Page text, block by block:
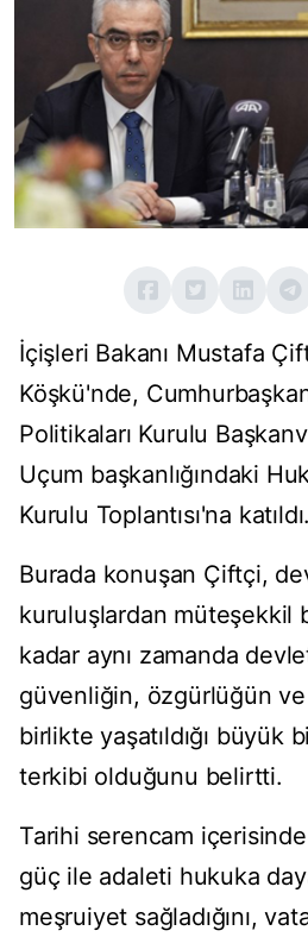
İçişleri Bakanı Mustafa
Köşkü'nde,
Politikaları Kurulu
Uçum başkanlığındaki
Kurulu Toplantısı'na katıldı.
Burada konuşan Çiftçi,
kuruluşlardan müteşekkil
kadar aynı zamanda
güvenliğin, özgürlüğün
birlikte yaşatıldığı büyük
terkibi olduğunu belirtti.
Tarihi serencam
güç ile adaleti hukuka
meşruiyet sağladığını,